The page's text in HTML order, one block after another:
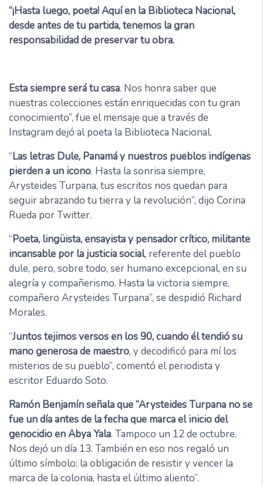
“¡Hasta luego, poeta! Aquí en la Biblioteca Nacional,
desde antes de tu partida, tenemos la gran
responsabilidad de preservar tu obra.
Esta siempre será tu casa. Nos honra saber que
nuestras colecciones están enriquecidas con tu gran
conocimiento”, fue el mensaje que a través de
Instagram dejó al poeta la Biblioteca Nacional.
“Las letras Dule, Panamá y nuestros pueblos indígenas
pierden a un icono. Hasta la sonrisa siempre,
Arysteides Turpana, tus escritos nos quedan para
seguir abrazando tu tierra y la revolución”, dijo Corina
Rueda por Twitter.
“Poeta, lingüista, ensayista y pensador crítico, militante
incansable por la justicia social, referente del pueblo
dule, pero, sobre todo, ser humano excepcional, en su
alegría y compañerismo. Hasta la victoria siempre,
compañero Arysteides Turpana”, se despidió Richard
Morales.
“Juntos tejimos versos en los 90, cuando él tendió su
mano generosa de maestro, y decodificó para mí los
misterios de su pueblo”, comentó el periodista y
escritor Eduardo Soto.
Ramón Benjamín señala que “Arysteides Turpana no se
fue un día antes de la fecha que marca el inicio del
genocidio en Abya Yala. Tampoco un 12 de octubre.
Nos dejó un día 13. También en eso nos regaló un
último símbolo: la obligación de resistir y vencer la
marca de la colonia, hasta el último aliento”.